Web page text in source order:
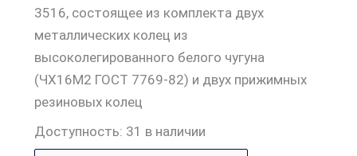
3516, состоящее из комплекта двух
металлических колец из
высоколегированного белого чугуна
(ЧХ16М2 ГОСТ 7769-82) и двух прижимных
резиновых колец
Доступность: 31 в наличии